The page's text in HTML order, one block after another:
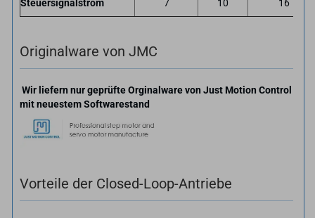
Steuersignalstrom
7 10 16
Originalware von JMC
Wir liefern nur geprüfte Orginalware von Just Motion Control
mit neuestem Softwarestand
Vorteile der Closed-Loop-Antriebe